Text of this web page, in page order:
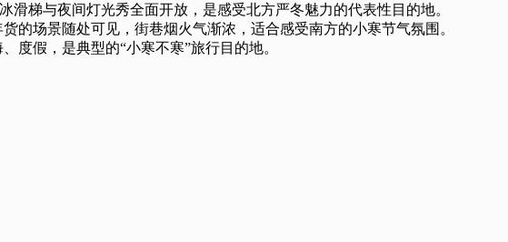
梯与夜间灯光秀全面开放，是感受北方严冬魅力的代表性目的地。
的场景随处可见，街巷烟火气渐浓，适合感受南方的小寒节气氛围。
度假，是典型的“小寒不寒”旅行目的地。